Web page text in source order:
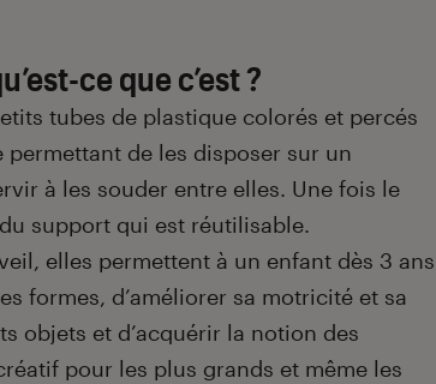
ce que c’est ?
tubes de plastique colorés et percés
permettant de les disposer sur un
à les souder entre elles. Une fois le
support qui est réutilisable.
elles permettent à un enfant dès 3 ans
formes, d’améliorer sa motricité et sa
objets et d’acquérir la notion des
pour les plus grands et même les